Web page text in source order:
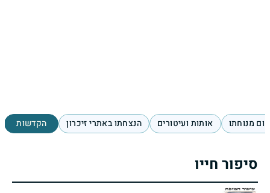
מנוחתו אותות ועיטורים הנצחתו באתרי זיכרון הקדשות
סיפור חייו